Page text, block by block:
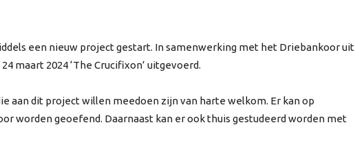
een nieuw project gestart. In samenwerking met het Driebankoor uit
maart 2024 ‘The Crucifixon’ uitgevoerd.
aan dit project willen meedoen zijn van harte welkom. Er kan op
worden geoefend. Daarnaast kan er ook thuis gestudeerd worden met